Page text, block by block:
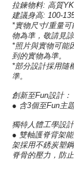
拉鍊物料: 高質
建議身高: 100-
*實物尺寸/重量可
物為準，敬請見諒
*照片與實物可能
到的實物為準。
*部分設計採用隨
準。
創新至Fun設計：
● 含3個至Fun主
獨特人體工學設計
● 雙軸護脊背架
架採用不銹炭塑
脊骨的壓力，防